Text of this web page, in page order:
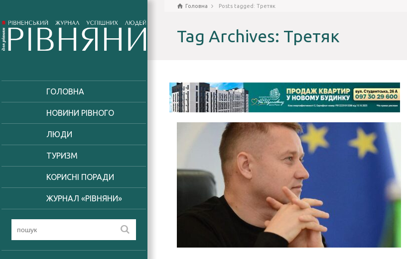
ГОЛОВНА
НОВИНИ РІВНОГО
ЛЮДИ
ТУРИЗМ
КОРИСНІ ПОРАДИ
ЖУРНАЛ «РІВНЯНИ»
Головна Posts tagged: Третяк
Tag Archives: Третяк